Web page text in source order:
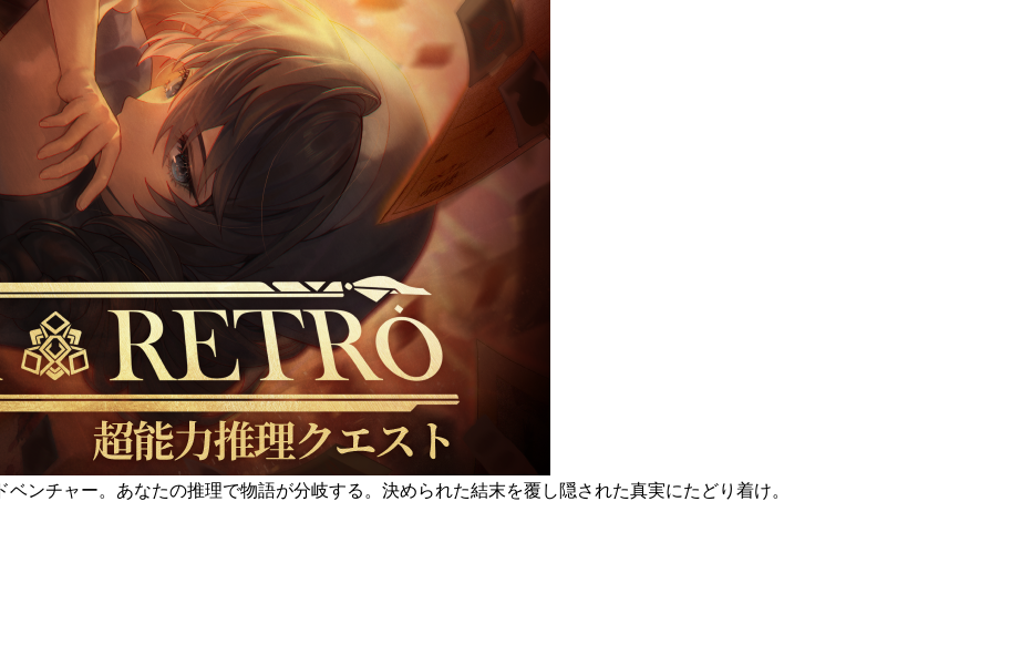
ンチャー。あなたの推理で物語が分岐する。決められた結末を覆し隠された真実にたどり着け。